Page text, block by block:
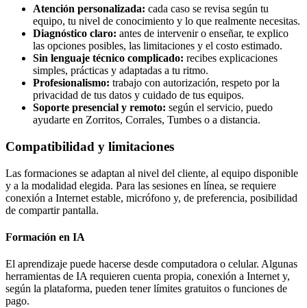
Atención personalizada: cada caso se revisa según tu
equipo, tu nivel de conocimiento y lo que realmente necesitas.
Diagnóstico claro: antes de intervenir o enseñar, te explico
las opciones posibles, las limitaciones y el costo estimado.
Sin lenguaje técnico complicado: recibes explicaciones
simples, prácticas y adaptadas a tu ritmo.
Profesionalismo: trabajo con autorización, respeto por la
privacidad de tus datos y cuidado de tus equipos.
Soporte presencial y remoto: según el servicio, puedo
ayudarte en Zorritos, Corrales, Tumbes o a distancia.
Compatibilidad y limitaciones
Las formaciones se adaptan al nivel del cliente, al equipo disponible
y a la modalidad elegida. Para las sesiones en línea, se requiere
conexión a Internet estable, micrófono y, de preferencia, posibilidad
de compartir pantalla.
Formación en IA
El aprendizaje puede hacerse desde computadora o celular. Algunas
herramientas de IA requieren cuenta propia, conexión a Internet y,
según la plataforma, pueden tener límites gratuitos o funciones de
pago.